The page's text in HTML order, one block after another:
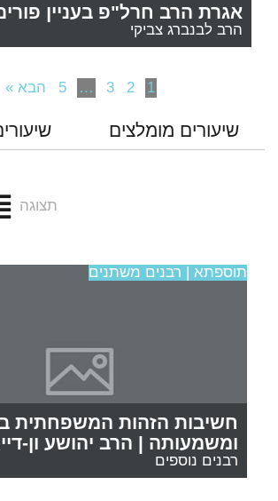
אגרת הרב חרל"פ בעניין
הרב לבנברג צביקי
1
2
3
…
5 הבא »
שיעורים מומלצים
תצוגה
תוספתא | רבנים משתנים
חשיבות הזהות המשפחתית
ומשמעותה | הרב יהושע ון-
רבנים נוספים